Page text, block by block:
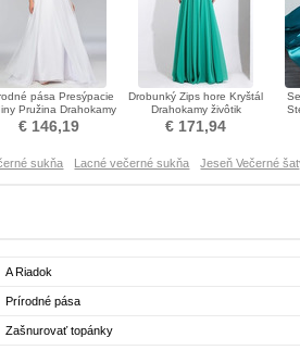
pása Presýpacie
Pružina Drahokamy
živôtik Večerné šaty
€ 146,19
Drobunký Zips hore Kryštál
Drahokamy živôtik
Luxusným Večerné šaty
€ 171,94
sukňa Lacné večerné sukňa Jeseň Večerné
A Riadok
Prírodné pása
Zašnurovať topánky